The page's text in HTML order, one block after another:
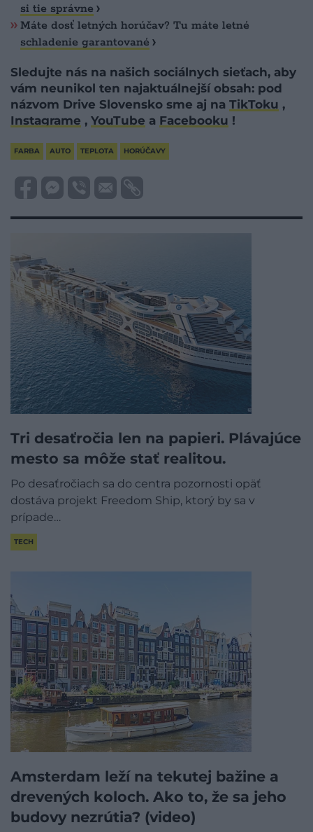
si tie správne
Máte dosť letných horúčav? Tu máte letné
schladenie garantované
Sledujte nás na našich sociálnych sieťach, aby
vám neunikol ten najaktuálnejší obsah: pod
názvom Drive Slovensko sme aj na TikToku ,
Instagrame , YouTube a Facebooku !
FARBA AUTO TEPLOTA HORÚČAVY
Tri desaťročia len na papieri. Plávajúce
mesto sa môže stať realitou.
Po desaťročiach sa do centra pozornosti opäť
dostáva projekt Freedom Ship, ktorý by sa v
prípade…
TECH
Amsterdam leží na tekutej bažine a
drevených koloch. Ako to, že sa jeho
budovy nezrútia? (video)